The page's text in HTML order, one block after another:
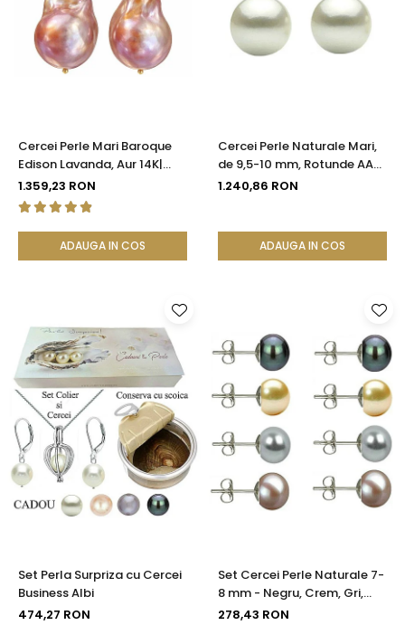
Cercei Perle Mari Baroque
Edison Lavanda, Aur 14K|
KASKADDA®
1.359,23 RON
ADAUGA IN COS
Cercei Perle Naturale Mari,
de 9,5-10 mm, Rotunde AAA,
Aur 14K (aur 585) |
1.240,86 RON
ADAUGA IN COS
Set Perla Surpriza cu Cercei
Business Albi
474,27 RON
Set Cercei Perle Naturale 7-
8 mm - Negru, Crem, Gri,
Lavandă - Argint 925 |
278,43 RON